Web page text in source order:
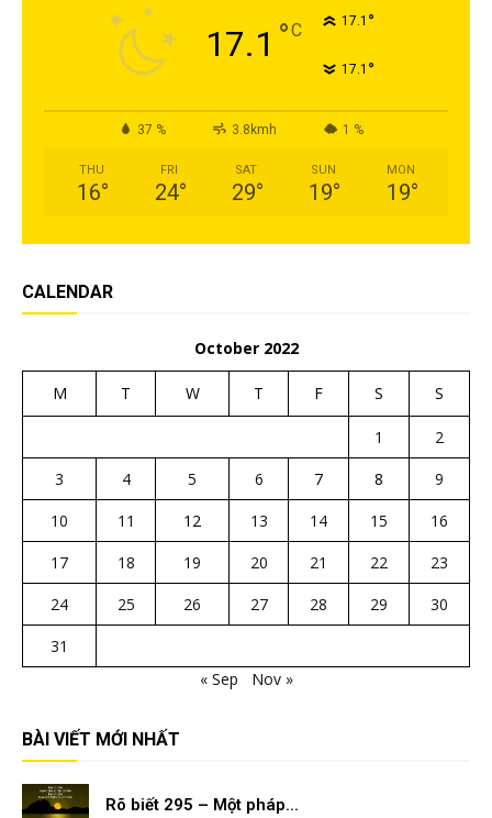
17.1 °C 17.1 °
17.1 °
37 % 3.8kmh 1 %
THU
16°
FRI
24°
SAT
29°
SUN
19°
MON
19°
CALENDAR
October 2022
M T W T F S S
1
2
3
4 5 6 7 8
9
10
11 12 13 14 15
16
17
18 19 20 21 22
23
24
25 26 27 28 29
30
31
« Sep
Nov »
BÀI VIẾT MỚI NHẤT
Rõ biết 295 – Một pháp...